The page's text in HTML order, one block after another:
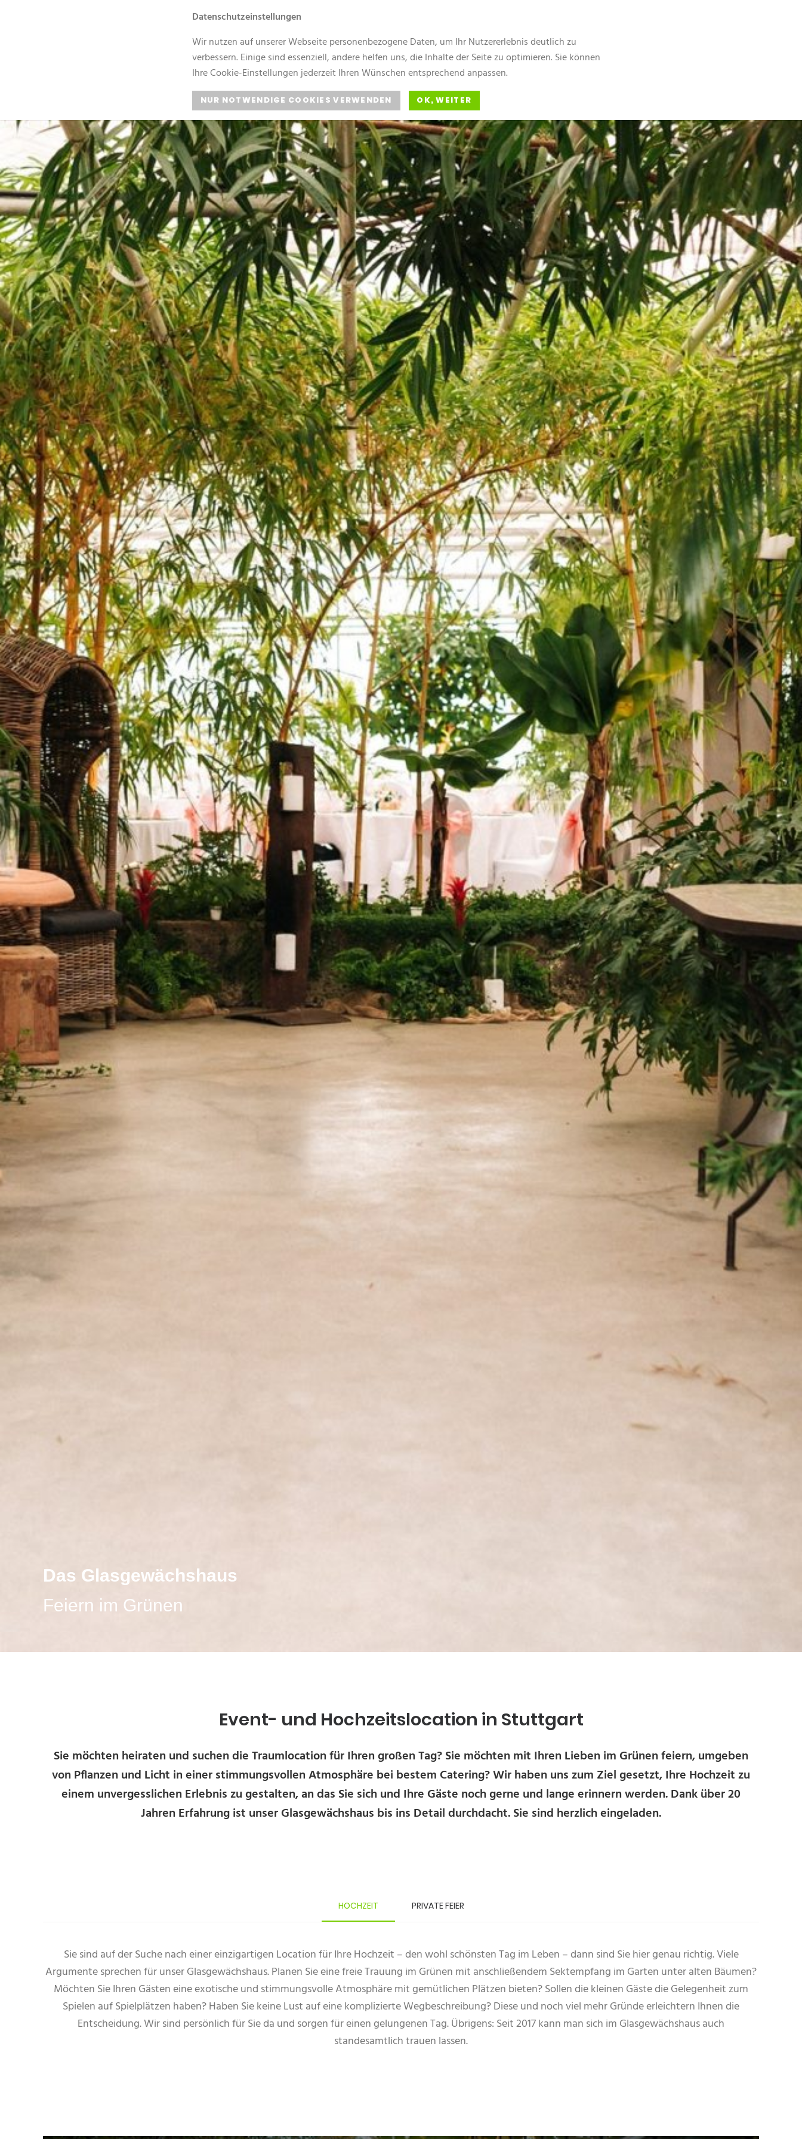
Das Glasgewächshaus
Feiern im Grünen
Event- und Hochzeitslocation in Stuttgart
Sie möchten heiraten und suchen die Traumlocation für Ihren großen Tag? Sie möchten mit Ihren Lieben im Grünen feiern, umgeben
von Pflanzen und Licht in einer stimmungsvollen Atmosphäre bei bestem Catering? Wir haben uns zum Ziel gesetzt, Ihre Hochzeit zu
einem unvergesslichen Erlebnis zu gestalten, an das Sie sich und Ihre Gäste noch gerne und lange erinnern werden. Dank über 20
Jahren Erfahrung ist unser Glasgewächshaus bis ins Detail durchdacht. Sie sind herzlich eingeladen.
HOCHZEIT PRIVATE FEIER
Sie sind auf der Suche nach einer einzigartigen Location für Ihre Hochzeit – den wohl schönsten Tag im Leben – dann sind Sie hier genau richtig. Viele
Argumente sprechen für unser Glasgewächshaus. Planen Sie eine freie Trauung im Grünen mit anschließendem Sektempfang im Garten unter alten Bäumen?
Möchten Sie Ihren Gästen eine exotische und stimmungsvolle Atmosphäre mit gemütlichen Plätzen bieten? Sollen die kleinen Gäste die Gelegenheit zum
Spielen auf Spielplätzen haben? Haben Sie keine Lust auf eine komplizierte Wegbeschreibung? Diese und noch viel mehr Gründe erleichtern Ihnen die
Entscheidung. Wir sind persönlich für Sie da und sorgen für einen gelungenen Tag. Übrigens: Seit 2017 kann man sich im Glasgewächshaus auch
standesamtlich trauen lassen.
Datenschutzeinstellungen
Wir nutzen auf unserer Webseite personenbezogene Daten, um Ihr Nutzererlebnis deutlich zu
verbessern. Einige sind essenziell, andere helfen uns, die Inhalte der Seite zu optimieren. Sie können
Ihre Cookie-Einstellungen jederzeit Ihren Wünschen entsprechend anpassen.